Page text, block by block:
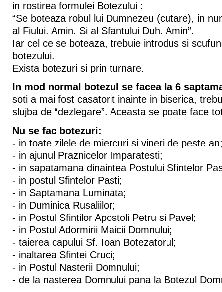
in rostirea formulei Botezului :
“Se boteaza robul lui Dumnezeu (cutare), in
al Fiului. Amin. Si al Sfantului Duh. Amin”.
Iar cel ce se boteaza, trebuie introdus si
botezului.
Exista botezuri si prin turnare.
In mod normal botezul se facea la 6
soti a mai fost casatorit inainte in biserica,
slujba de “dezlegare”. Aceasta se poate face
Nu se fac botezuri:
- in toate zilele de miercuri si vineri de peste an;
- in ajunul Praznicelor Imparatesti;
- in sapatamana dinaintea Postului Sfintelor
- in postul Sfintelor Pasti;
- in Saptamana Luminata;
- in Duminica Rusaliilor;
- in Postul Sfintilor Apostoli Petru si Pavel;
- in Postul Adormirii Maicii Domnului;
- taierea capului Sf. Ioan Botezatorul;
- inaltarea Sfintei Cruci;
- in Postul Nasterii Domnului;
- de la nasterea Domnului pana la Botezul